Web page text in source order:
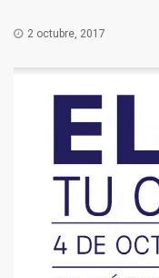
2 octubre, 2017